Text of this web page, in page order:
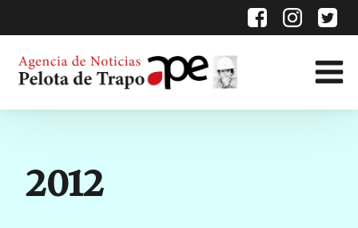
Categoría:
2012